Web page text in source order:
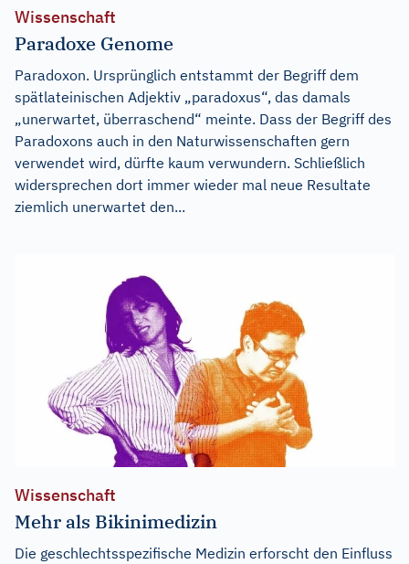
Wissenschaft
Paradoxe Genome
Paradoxon. Ursprünglich entstammt der Begriff dem
spätlateinischen Adjektiv „paradoxus“, das damals
„unerwartet, überraschend“ meinte. Dass der Begriff des
Paradoxons auch in den Naturwissenschaften gern
verwendet wird, dürfte kaum verwundern. Schließlich
widersprechen dort immer wieder mal neue Resultate
ziemlich unerwartet den...
Wissenschaft
Mehr als Bikinimedizin
Die geschlechtsspezifische Medizin erforscht den Einfluss